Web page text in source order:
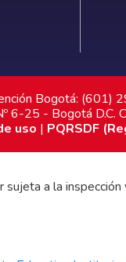
Bogotá: (601)
6-25 - Bogotá D.C.
uso | PQRSDF
sujeta a la